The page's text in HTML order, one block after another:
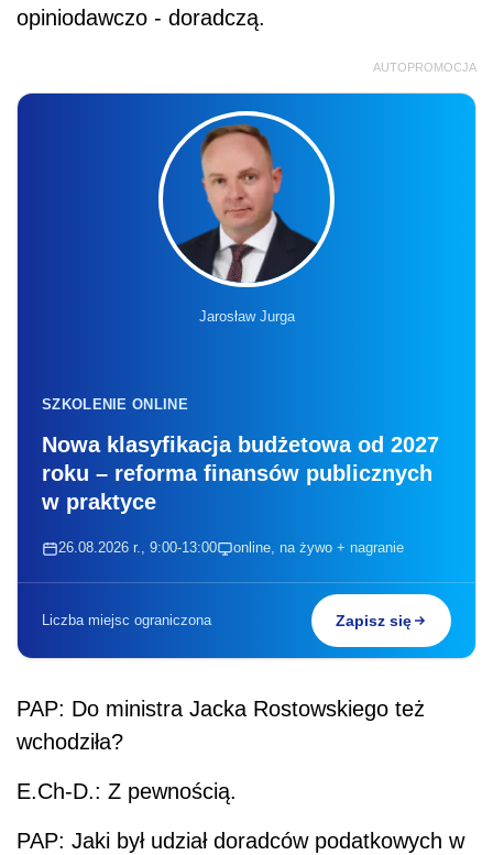
opiniodawczo - doradczą.
AUTOPROMOCJA
Jarosław Jurga
SZKOLENIE ONLINE
Nowa klasyfikacja budżetowa od 2027
roku – reforma finansów publicznych
w praktyce
26.08.2026 r., 9:00-13:00 online, na żywo + nagranie
Liczba miejsc ograniczona Zapisz się
PAP: Do ministra Jacka Rostowskiego też
wchodziła?
E.Ch-D.: Z pewnością.
PAP: Jaki był udział doradców podatkowych w